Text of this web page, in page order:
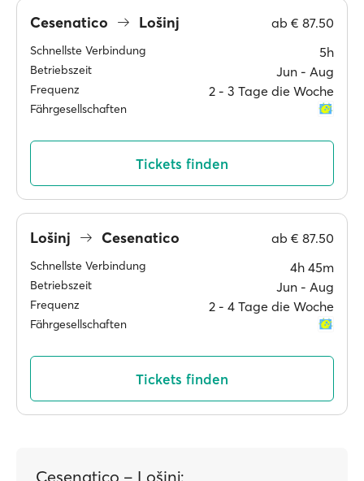
Cesenatico Lošinj ab € 87.50
Schnellste Verbindung 5h
Betriebszeit Jun ‐ Aug
Frequenz 2 ‐ 3 Tage die Woche
Fährgesellschaften
Tickets finden
Lošinj Cesenatico ab € 87.50
Schnellste Verbindung 4h 45m
Betriebszeit Jun ‐ Aug
Frequenz 2 ‐ 4 Tage die Woche
Fährgesellschaften
Tickets finden
Cesenatico – Lošinj: